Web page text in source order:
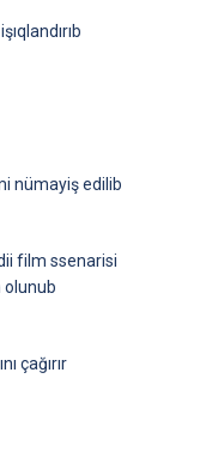
nümayiş edilib
film ssenarisi
olunub
çağırır